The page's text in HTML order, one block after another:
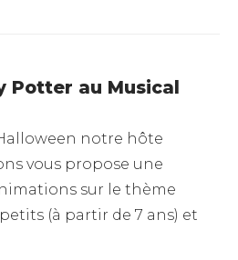
Potter au Musical
notre hôte
vous propose une
sur le thème
(à partir de 7 ans) et